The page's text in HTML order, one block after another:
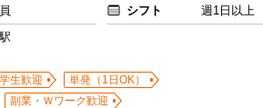
シフト
週1日以上
生歓迎
単発（1日OK）
副業・Ｗワーク歓迎